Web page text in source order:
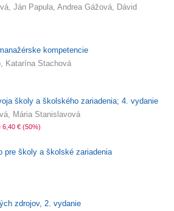
Ján Papula, Andrea Gážová, Dávid
kompetencie
Katarína Stachová
školy a školského zariadenia; 4. vydanie
Mária Stanislavová
6,40 € (50%)
pre školy a školské zariadenia
zdrojov, 2. vydanie